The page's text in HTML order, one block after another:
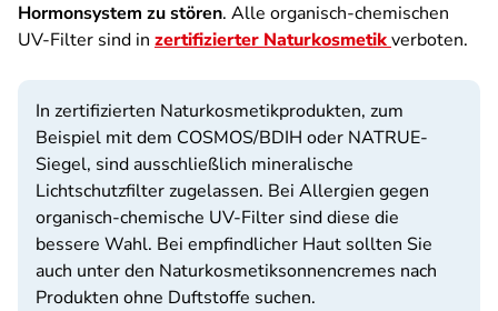
Hormonsystem zu stören. Alle organisch-chemischen
UV-Filter sind in zertifizierter Naturkosmetikverboten.
In zertifizierten Naturkosmetikprodukten, zum
Beispiel mit dem COSMOS/BDIH oder NATRUE-
Siegel, sind ausschließlich mineralische
Lichtschutzfilter zugelassen. Bei Allergien gegen
organisch-chemische UV-Filter sind diese die
bessere Wahl. Bei empfindlicher Haut sollten Sie
auch unter den Naturkosmetiksonnencremes nach
Produkten ohne Duftstoffe suchen.